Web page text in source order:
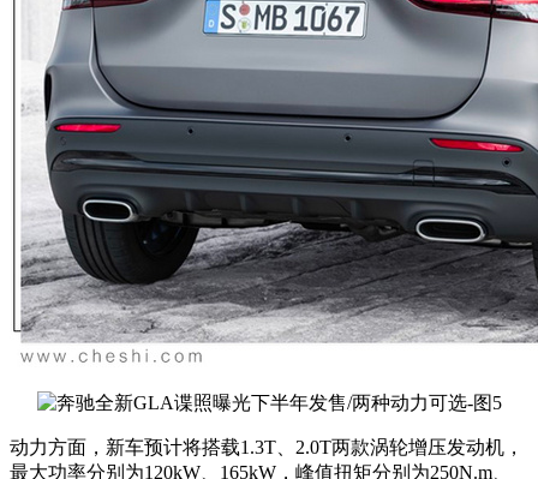
动力方面，新车预计将搭载1.3T、2.0T两款涡轮增压发动机，
最大功率分别为120kW、165kW，峰值扭矩分别为250N.m、